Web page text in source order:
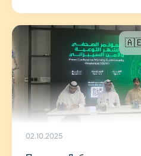
🇦🇪
02.10.2025